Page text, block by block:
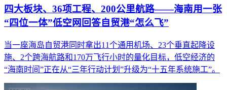
四大板块、36项工程、200公里航路——海南用一张
“四位一体”低空网回答自贸港“怎么飞”
当一座海岛自贸港同时拿出11个通用机场、23个垂直起降设
施、2个跨海航路和170万飞行小时的量化目标，低空经济的
“海南时间”正在从“三年行动计划”升级为“十五年系统施工”。